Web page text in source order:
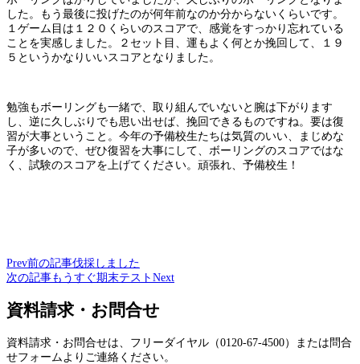
した。もう最後に投げたのが何年前なのか分からないくらいです。
１ゲーム目は１２０くらいのスコアで、感覚をすっかり忘れている
ことを実感しました。２セット目、運もよく何とか挽回して、１９
５というかなりいいスコアとなりました。
勉強もボーリングも一緒で、取り組んでいないと腕は下がります
し、逆に久しぶりでも思い出せば、挽回できるものですね。要は復
習が大事ということ。今年の予備校生たちは気質のいい、まじめな
子が多いので、ぜひ復習を大事にして、ボーリングのスコアではな
く、試験のスコアを上げてください。頑張れ、予備校生！
Prev前の記事伐採しました
次の記事もうすぐ期末テスト Next
資料請求・お問合せ
資料請求・お問合せは、フリーダイヤル（0120-67-4500）または問合
せフォームよりご連絡ください。